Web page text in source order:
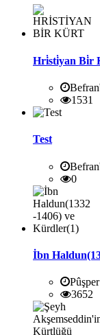
Hri̇sti̇yan Bi̇r
1531
Test
0
İbn
3652